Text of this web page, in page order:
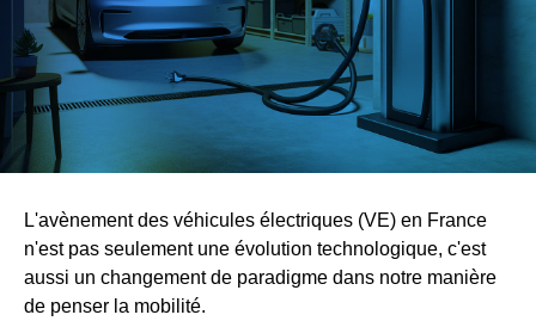
L'avènement des véhicules électriques (VE) en France
n'est pas seulement une évolution technologique, c'est
aussi un changement de paradigme dans notre manière
de penser la mobilité.